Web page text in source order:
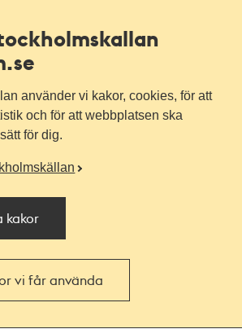
använder vi kakor, cookies, för att
och för att webbplatsen ska
för dig.
kakor
vi får använda